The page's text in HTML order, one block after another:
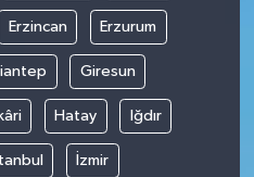
Erzincan Erzurum
Giresun
Hatay Iğdır
İzmir